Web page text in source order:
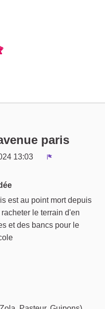
paris
13:03
est au point mort depuis
le terrain d'en
et des bancs pour le